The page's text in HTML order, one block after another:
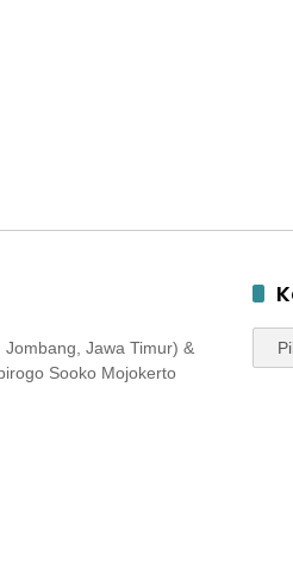
Jawa Timur) &
Sooko Mojokerto